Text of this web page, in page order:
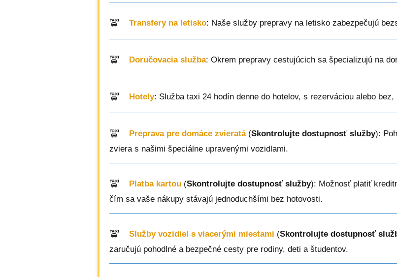
Transfery na letisko: Naše služby prepravy na letisko zabezpečujú
Doručovacia služba: Okrem prepravy cestujúcich sa špecializujú na
Hotely: Služba taxi 24 hodín denne do hotelov, s rezerváciou alebo
Preprava pre domáce zvieratá(Skontrolujte dostupnosť služby):
zviera s našimi špeciálne upravenými vozidlami.
Platba kartou (Skontrolujte dostupnosť služby): Možnosť platiť
čím sa vaše nákupy stávajú jednoduchšími bez hotovosti.
Služby vozidiel s viacerými miestami (Skontrolujte dostupnosť
zaručujú pohodlné a bezpečné cesty pre rodiny, deti a študentov.